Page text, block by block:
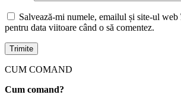
Salvează-mi numele, emailul și site-ul web
pentru data viitoare când o să comentez.
CUM COMAND
Cum comand?